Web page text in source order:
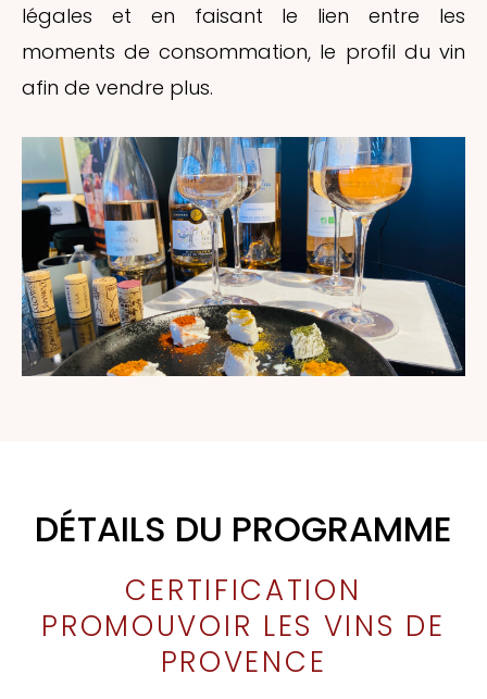
légales et en faisant le lien entre les
moments de consommation, le profil du vin
afin de vendre plus.
DÉTAILS DU PROGRAMME
CERTIFICATION
PROMOUVOIR LES VINS DE
PROVENCE